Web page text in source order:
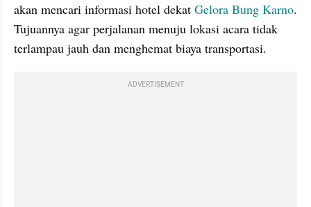
akan mencari informasi hotel dekat Gelora Bung Karno.
Tujuannya agar perjalanan menuju lokasi acara tidak
terlampau jauh dan menghemat biaya transportasi.
ADVERTISEMENT